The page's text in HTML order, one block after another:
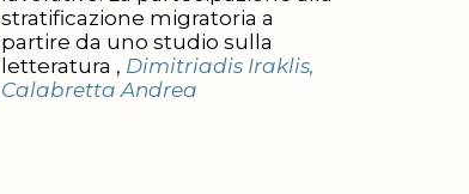
stratificazione migratoria a
partire da uno studio sulla
letteratura , Dimitriadis Iraklis,
Calabretta Andrea